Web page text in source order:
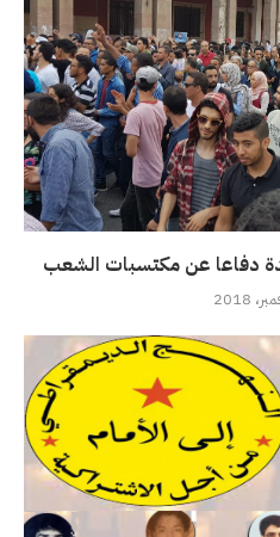
دفاعا عن مكتسبات الشعب